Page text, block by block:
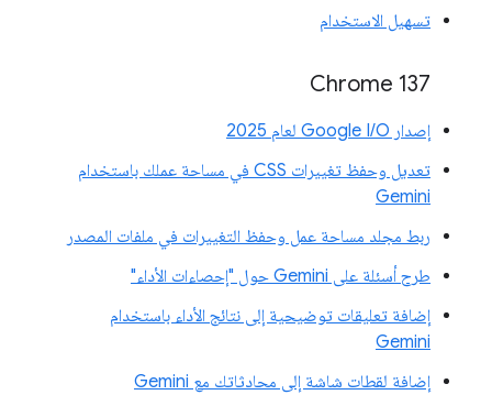
تسهيل الاستخدام
‫Chrome 137
إصدار Google I/O لعام 2025
تعديل وحفظ تغييرات CSS في مساحة عملك باستخدام
Gemini
ربط مجلد مساحة عمل وحفظ التغييرات في ملفات المصدر
طرح أسئلة على Gemini حول "إحصاءات الأداء"
إضافة تعليقات توضيحية إلى نتائج الأداء باستخدام
Gemini
إضافة لقطات شاشة إلى محادثاتك مع Gemini